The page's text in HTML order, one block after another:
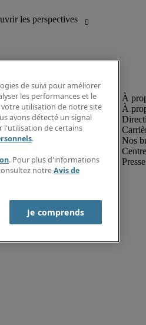
À
Nos
Presse
de suivi pour améliorer
les performances et le
utilisation de notre site
avons détecté un signal
l'utilisation de certains
.
. Pour plus d'informations
notreAvis de
Je comprends